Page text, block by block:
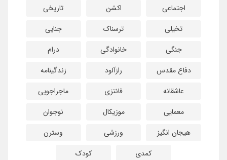
اجتماعی
اکشن
تاریخی
تخیلی
ترسناک
جنایی
جنگی
خانوادگی
درام
دفاع مقدس
رازآلود
زندگینامه
عاشقانه
فانتزی
ماجراجویی
معمایی
موزیکال
نوجوان
هیجان انگیز
ورزشی
وسترن
کمدی
کودک